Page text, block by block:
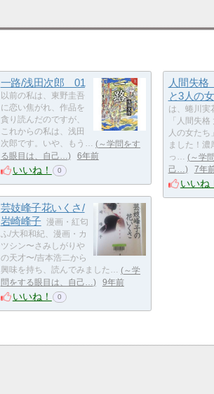
一路/浅田次郎 01
以前の私は、東野圭吾
に恋い焦がれ、作品を
貪り読んだのですが、
これからの私は、浅田
次郎です。いや、もう…
～学問をす
る眼目は、自己…
6年前
いいね！ 0
人間失
と3人の
は、蜷川実
「人間失格
人の女たち
ました！濃
っ…
～学
己…
7年
いいね
芸妓峰子花いくさ/
岩崎峰子
漫画・紅匂
ふ/大和和紀、漫画・カ
ツシン〜さみしがりや
の天才〜/吉本浩二から
興味を持ち、読んでみました…
～学
問をする眼目は、自己…
9年前
いいね！ 0